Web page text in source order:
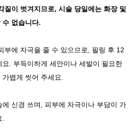
질이 벗겨지므로, 시술 당일에는 화장 및
수 없습니다.
부에 자극을 줄 수 있으므로, 필링 후 12
. 부득이하게 세안이나 세발이 필요한
볍게 씻어 주세요.
신경 쓰며, 피부에 자극이나 부담이 가